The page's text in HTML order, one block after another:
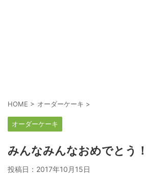
HOME > オーダーケーキ >
オーダーケーキ
みんなみんなおめでとう！
投稿日： 2017年10月15日